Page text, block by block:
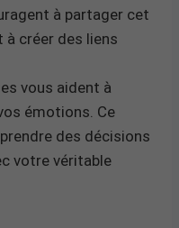
à partager cet
à créer des liens
vous aident à
émotions. Ce
des décisions
votre véritable